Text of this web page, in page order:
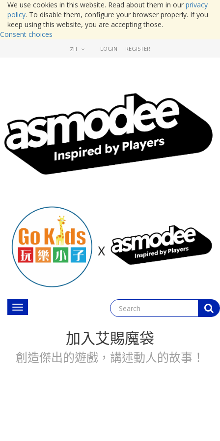
We use cookies in this website. Read about them in our privacy
policy. To disable them, configure your browser properly. If you
keep using this website, you are accepting those.
Consent choices
ZH LOGIN REGISTER
Toggle
navigation
加入艾賜魔袋
創造傑出的遊戲，講述動人的故事！